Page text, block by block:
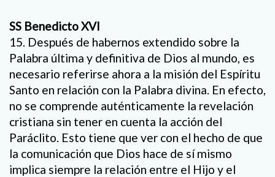
SS Benedicto XVI
15. Después de habernos extendido sobre la
Palabra última y definitiva de Dios al mundo, es
necesario referirse ahora a la misión del Espíritu
Santo en relación con la Palabra divina. En efecto,
no se comprende auténticamente la revelación
cristiana sin tener en cuenta la acción del
Paráclito. Esto tiene que ver con el hecho de que
la comunicación que Dios hace de sí mismo
implica siempre la relación entre el Hijo y el